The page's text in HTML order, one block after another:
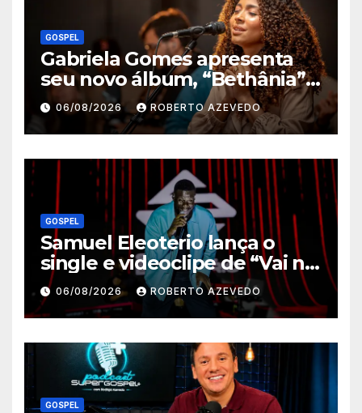
GOSPEL
Gabriela Gomes apresenta
seu novo álbum, “Bethânia”,
e o clipe de “Manso e
Humilde”, com a participação
de Jessé Perão
06/08/2026 ROBERTO AZEVEDO
GOSPEL
Samuel Eleoterio lança o
single e videoclipe de “Vai na
Marcha”
06/08/2026 ROBERTO AZEVEDO
GOSPEL